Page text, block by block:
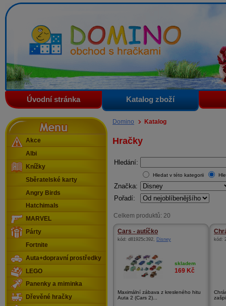
Domino - obchod s hračkami
Úvodní stránka Katalog zboží
Domino Katalog
Hračky
Hledání:
Hledat v této kategorii
Značka:
Pořadí:
Celkem produktů: 20
Cars - autíčko
kód: d81925c392, Disney
skladem
169 Kč
Maximální zábava z kresleného hitu
Auta 2 (Cars 2)...
kód:
Menu
Akce
Albi
Knížky
Sběratelské karty
Angry Birds
Hatchimals
MARVEL
Párty
Fortnite
Auta+dopravní prostředky
LEGO
Panenky a miminka
Dřevěné hračky